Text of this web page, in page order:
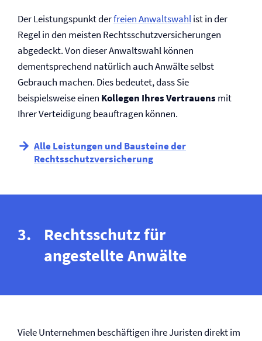
Der Leistungspunkt derfreien Anwaltswahlist in der
Regel in den meisten Rechtsschutz­versicherungen
abgedeckt. Von dieser Anwaltswahl können
dementsprechend natürlich auch Anwälte selbst
Gebrauch machen. Dies bedeutet, dass Sie
beispielsweise einen Kollegen Ihres Vertrauens mit
Ihrer Verteidigung beauftragen können.
Alle Leistungen und Bausteine der
Rechtsschutz­versicherung
Rechtsschutz für
angestellte Anwälte
Viele Unternehmen beschäftigen ihre Juristen direkt im